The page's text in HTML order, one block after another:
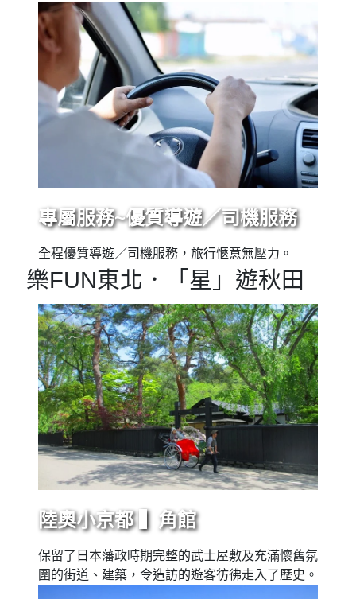
專屬服務~優質導遊／司機服務
全程優質導遊／司機服務，旅行愜意無壓力。
樂FUN東北．「星」遊秋田
陸奧小京都 ▍角館
保留了日本藩政時期完整的武士屋敷及充滿懷舊氛
圍的街道、建築，令造訪的遊客彷彿走入了歷史。